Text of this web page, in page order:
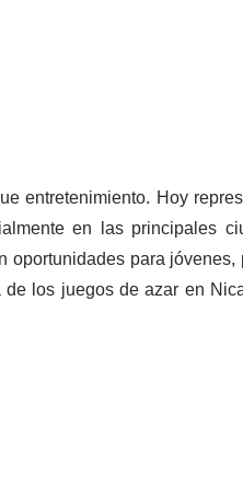
entretenimiento. Hoy
en las principales
oportunidades para jóvenes,
los juegos de azar en